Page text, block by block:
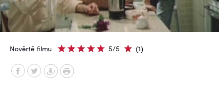
Novērtē filmu 5/5 (1)